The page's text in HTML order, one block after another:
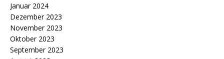
Januar 2024
Dezember 2023
November 2023
Oktober 2023
September 2023